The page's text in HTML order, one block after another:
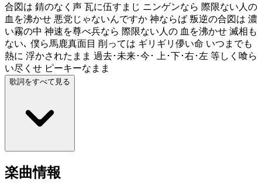
合図は 錆のなく声 瓦に伍すまじ ニンゲンなら 際限ない人の
血を沸かせ 悪党じゃないんですか 神ならば 叛逆の合図は 濃
い霧の中 神速を尊べ兵なら 際限ない人の 血を沸かせ 滅相も
ない､ 僕ら馬鹿真面目 削っては ギリギリ儚い命 いつまでも
熱に 浮かされたまま 過去･未来･今･ 上･下･右･左 等しく喰ら
い尽くせ ピーキーなまま
歌詞をすべて見る
楽曲情報